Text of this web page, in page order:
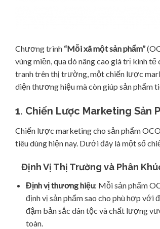
Chương trình “Mỗi xã một sản phẩm”
vùng miền, qua đó nâng cao giá trị kinh
tranh trên thị trường, một chiến lược
diện thương hiệu mà còn giúp sản phẩm
1. Chiến Lược Marketing Sản
Chiến lược marketing cho sản phẩm
tiêu dùng hiện nay. Dưới đây là một số
Định Vị Thị Trường và Phân
Định vị thương hiệu: Mỗi sản phẩm
định vị sản phẩm sao cho phù hợp với
đậm bản sắc dân tộc và chất lượng
toàn.